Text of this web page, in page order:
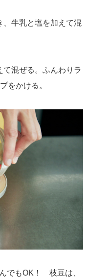
、牛乳と塩を加えて混
混ぜる。ふんわりラ
をかける。
でもOK！ 枝豆は、